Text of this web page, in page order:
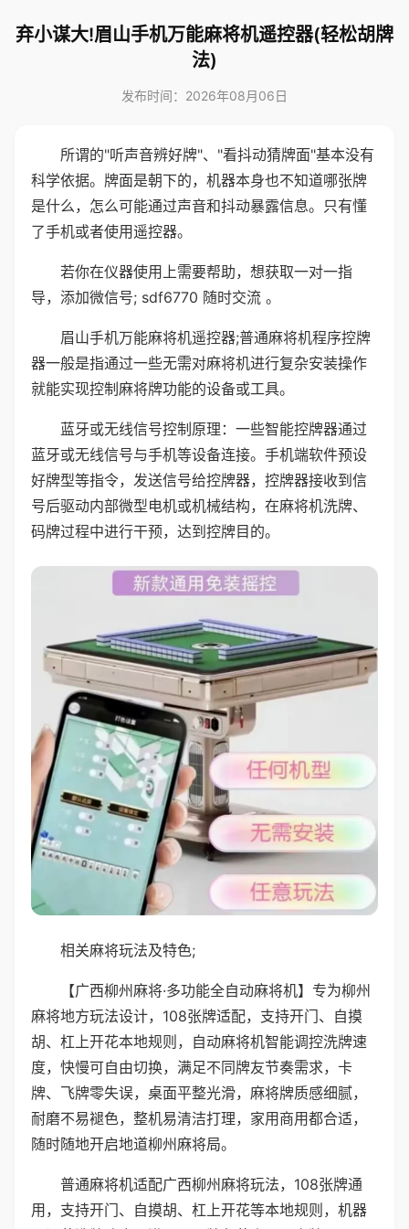
弃小谋大!眉山手机万能麻将机遥控器(轻松胡牌
法)
发布时间：2026年08月06日
所谓的"听声音辨好牌"、"看抖动猜牌面"基本没有
科学依据。牌面是朝下的，机器本身也不知道哪张牌
是什么，怎么可能通过声音和抖动暴露信息。只有懂
了手机或者使用遥控器。
若你在仪器使用上需要帮助，想获取一对一指
导，添加微信号; sdf6770 随时交流 。
眉山手机万能麻将机遥控器;普通麻将机程序控牌
器一般是指通过一些无需对麻将机进行复杂安装操作
就能实现控制麻将牌功能的设备或工具。
蓝牙或无线信号控制原理：一些智能控牌器通过
蓝牙或无线信号与手机等设备连接。手机端软件预设
好牌型等指令，发送信号给控牌器，控牌器接收到信
号后驱动内部微型电机或机械结构，在麻将机洗牌、
码牌过程中进行干预，达到控牌目的。
相关麻将玩法及特色;
【广西柳州麻将·多功能全自动麻将机】专为柳州
麻将地方玩法设计，108张牌适配，支持开门、自摸
胡、杠上开花本地规则，自动麻将机智能调控洗牌速
度，快慢可自由切换，满足不同牌友节奏需求，卡
牌、飞牌零失误，桌面平整光滑，麻将牌质感细腻，
耐磨不易褪色，整机易清洁打理，家用商用都合适，
随时随地开启地道柳州麻将局。
普通麻将机适配广西柳州麻将玩法，108张牌通
用，支持开门、自摸胡、杠上开花等本地规则，机器